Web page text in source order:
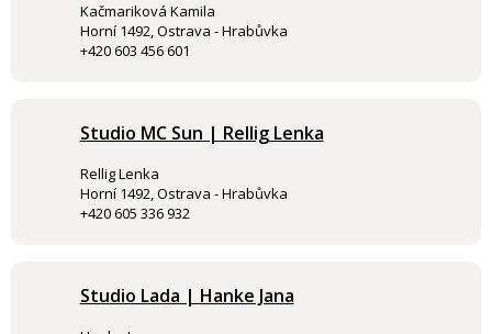
Kačmariková Kamila
Horní 1492, Ostrava - Hrabůvka
+420 603 456 601
Studio MC Sun | Rellig Lenka
Rellig Lenka
Horní 1492, Ostrava - Hrabůvka
+420 605 336 932
Studio Lada | Hanke Jana